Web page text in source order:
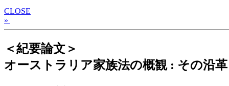
CLOSE
»
＜紀要論文＞
オーストラリア家族法の概観 : その沿